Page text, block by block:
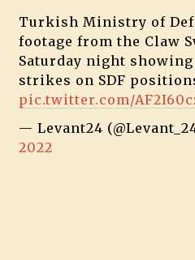
Turkish Ministry of
footage from the Claw
Saturday night
strikes on SDF
pic.twitter.com/
— Levant24
2022